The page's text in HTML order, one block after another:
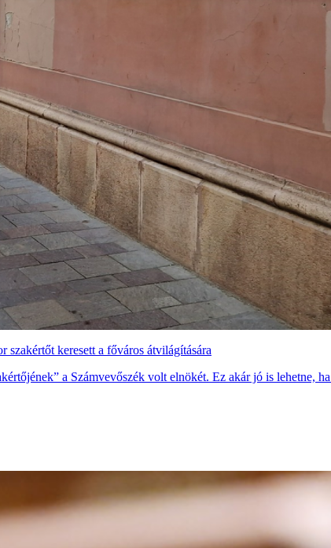
keresett a főváros átvilágítására
a Számvevőszék volt elnökét. Ez akár jó is lehetne,